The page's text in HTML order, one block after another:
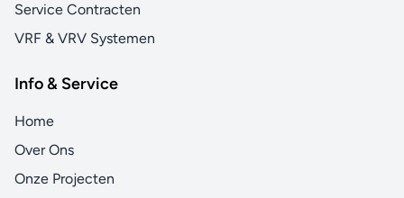
Service Contracten
VRF & VRV Systemen
Info & Service
Home
Over Ons
Onze Projecten